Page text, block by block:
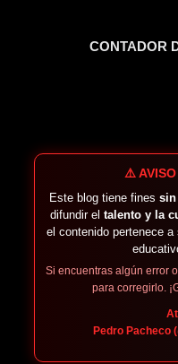
CONTADOR
⚠️
Este blog tiene fines
difundir el talento y la
el contenido pertenece
Si encuentras algún error
para corregirlo.
Pedro Pacheco